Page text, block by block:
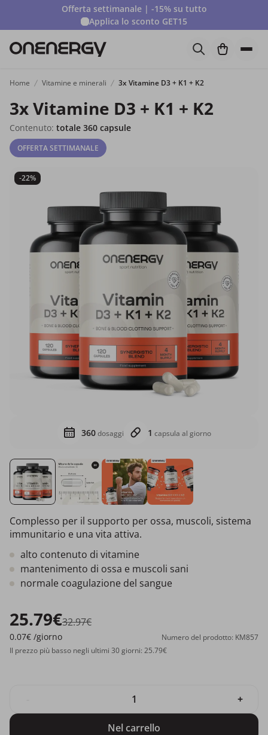
Offerta settimanale | -15% su tutto
Applica lo sconto GET15
Home Vitamine e minerali 3x Vitamine D3 + K1 + K2
3x Vitamine D3 + K1 + K2
Contenuto: totale 360 capsule
OFFERTA SETTIMANALE
-22%
360dosaggi 1 capsula al giorno
Complesso per il supporto per ossa, muscoli, sistema
immunitario e una vita attiva.
alto contenuto di vitamine
mantenimento di ossa e muscoli sani
normale coagulazione del sangue
25.79€32.97€
0.07€ /giorno
Numero del prodotto: KM857
Il prezzo più basso negli ultimi 30 giorni: 25.79€
+
Nel carrello